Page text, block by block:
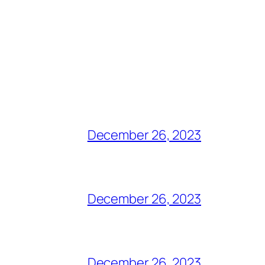
December 26, 2023
December 26, 2023